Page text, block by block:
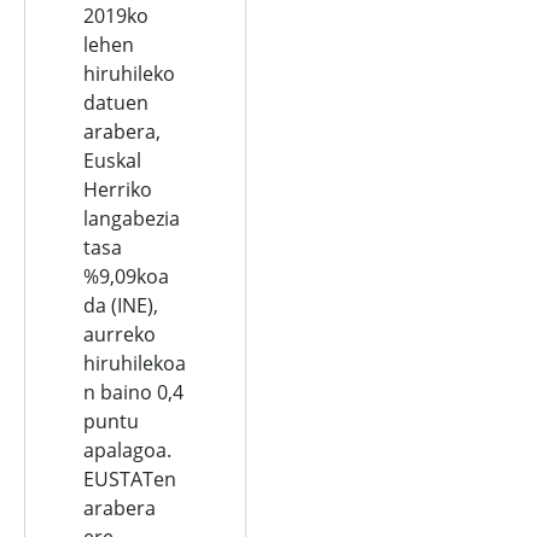
2019ko
lehen
hiruhileko
datuen
arabera,
Euskal
Herriko
langabezia
tasa
%9,09koa
da (INE),
aurreko
hiruhilekoa
n baino 0,4
puntu
apalagoa.
EUSTATen
arabera